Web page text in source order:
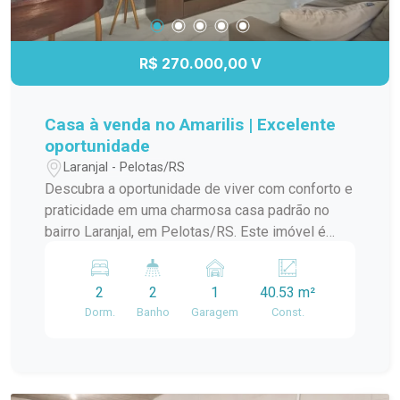
R$ 270.000,00 V
Casa à venda no Amarilis | Excelente
oportunidade
Laranjal - Pelotas/RS
Descubra a oportunidade de viver com conforto e
praticidade em uma charmosa casa padrão no
bairro Laranjal, em Pelotas/RS. Este imóvel é
bem localizado. A casa conta com amplos
ambientes, proporcionando uma ótima circulação
e iluminação natural. A sala de estar é perfeita
2
Dorm.
2
Banho
1
Garagem
40.53 m²
Const.